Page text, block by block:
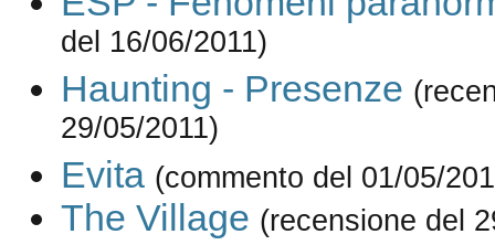
del 16/06/2011)
Haunting - Presenze
29/05/2011)
Evita (commento del 01/05/
The Village (recensione del